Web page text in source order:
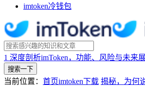
imtoken冷钱包
1 深度剖析imToken，功能、风险与未来
搜索一下
当前位置： 首页imtoken下载 揭秘，为何